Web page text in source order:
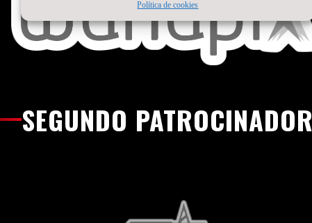
Política de cookies
SEGUNDO PATROCINADOR